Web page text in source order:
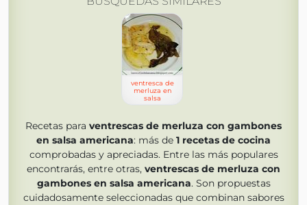
ventresca de
merluza en
salsa
Recetas para ventrescas de merluza con gambones
en salsa americana: más de 1 recetas de cocina
comprobadas y apreciadas. Entre las más populares
encontrarás, entre otras, ventrescas de merluza con
gambones en salsa americana. Son propuestas
cuidadosamente seleccionadas que combinan sabores